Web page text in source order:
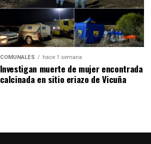
COMUNALES hace 1 semana
Investigan muerte de mujer encontrada
calcinada en sitio eriazo de Vicuña